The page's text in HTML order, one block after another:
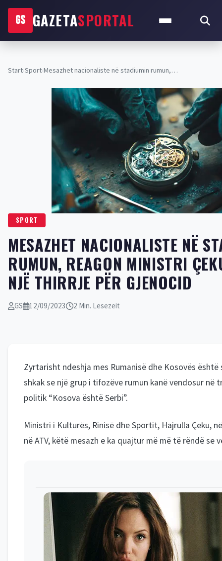
GS GAZETASPORTAL
Start›Sport›Mesazhet nacionaliste në stadiumin rumun,…
SPORT
MESAZHET NACIONALISTE NË
RUMUN, REAGON MINISTRI
NJË THIRRJE PËR GJENOCID
GS 12/09/2023 2 Min. Lesezeit
Zyrtarisht ndeshja mes Rumanisë dhe Kosovës është
shkak se një grup i tifozëve rumun kanë vendosur në
politik “Kosova është Serbi”.
Ministri i Kulturës, Rinisë dhe Sportit, Hajrulla Çeku,
në ATV, këtë mesazh e ka quajtur më më të rëndë se